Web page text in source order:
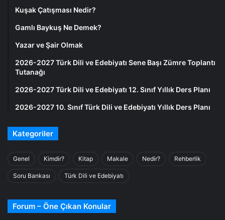
Kuşak Çatışması Nedir?
Gamlı Baykuş Ne Demek?
Yazar ve Şair Olmak
2026-2027 Türk Dili ve Edebiyatı Sene Başı Zümre Toplantı
Tutanağı
2026-2027 Türk Dili ve Edebiyatı 12. Sınıf Yıllık Ders Planı
2026-2027 10. Sınıf Türk Dili ve Edebiyatı Yıllık Ders Planı
Kategoriler
Genel Kimdir? Kitap Makale Nedir? Rehberlik
Soru Bankası Türk Dili ve Edebiyatı
Forum – Öne Çıkan Konular